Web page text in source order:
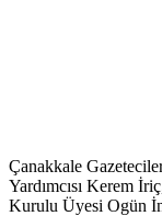
Çanakkale
Yardımcısı Kerem
Kurulu Üyesi Ogün